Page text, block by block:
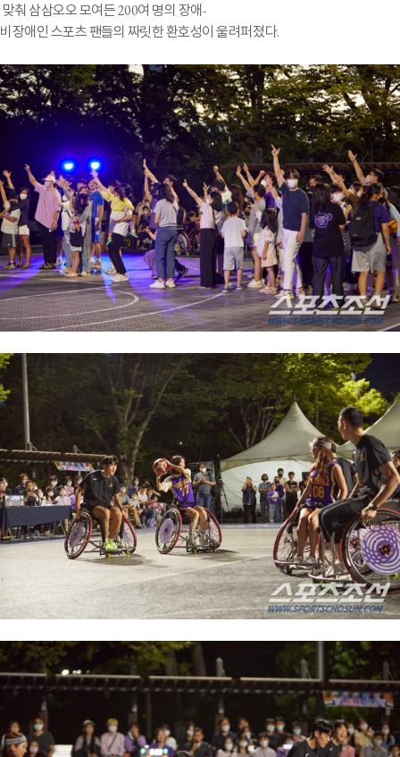
맞춰 삼삼오오 모여든 200여 명의 장애-
비장애인 스포츠 팬들의 짜릿한 환호성이 울려퍼졌다.